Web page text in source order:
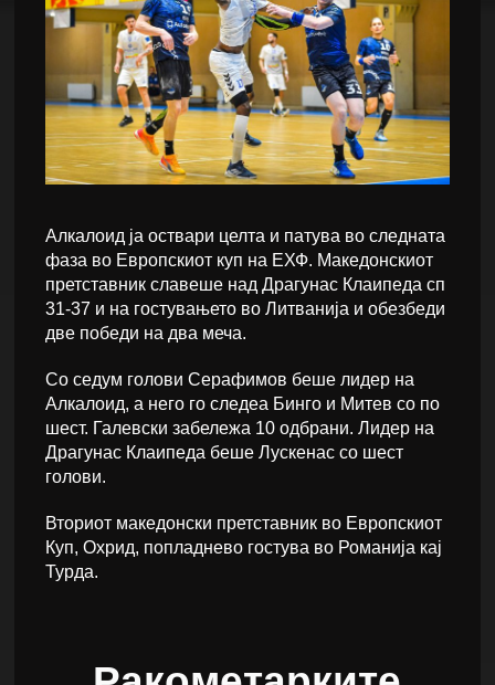
Алкалоид ја оствари целта и патува во следната
фаза во Европскиот куп на ЕХФ. Македонскиот
претставник славеше над Драгунас Клаипеда сп
31-37 и на гостувањето во Литванија и обезбеди
две победи на два меча.
Со седум голови Серафимов беше лидер на
Алкалоид, а него го следеа Бинго и Митев со по
шест. Галевски забележа 10 одбрани. Лидер на
Драгунас Клаипеда беше Лускенас со шест
голови.
Вториот македонски претставник во Европскиот
Куп, Охрид, попладнево гостува во Романија кај
Турда.